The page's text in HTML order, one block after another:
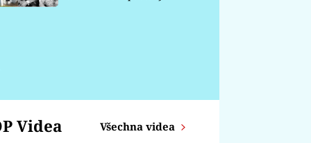
Videa Všechna videa